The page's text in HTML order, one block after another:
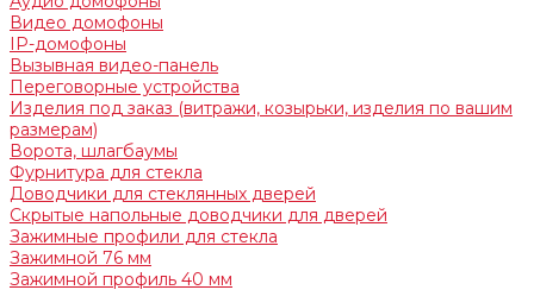
Видео домофоны
IP-домофоны
Вызывная видео-панель
Переговорные устройства
Изделия под заказ (витражи, козырьки, изделия по вашим
размерам)
Ворота, шлагбаумы
Фурнитура для стекла
Доводчики для стеклянных дверей
Скрытые напольные доводчики для дверей
Зажимные профили для стекла
Зажимной 76 мм
Зажимной профиль 40 мм